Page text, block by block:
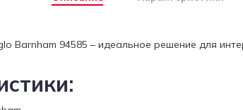
Barnham 94585 – идеальное решение для